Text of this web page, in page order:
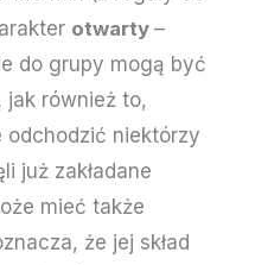
otwarty –
do grupy mogą być
jak również to,
niektórzy
już zakładane
mieć także
że jej skład